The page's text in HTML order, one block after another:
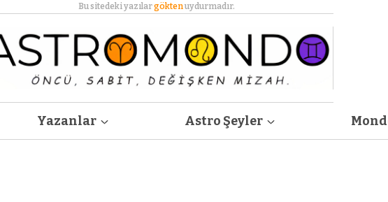
Bu sitedeki yazılargöktenuydurmadır.
Yazanlar Astro Şeyler